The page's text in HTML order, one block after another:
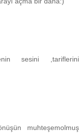
sesini ,tariflerini
muhteşemolmuş